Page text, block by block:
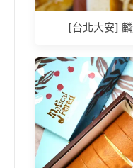
[台北大安]